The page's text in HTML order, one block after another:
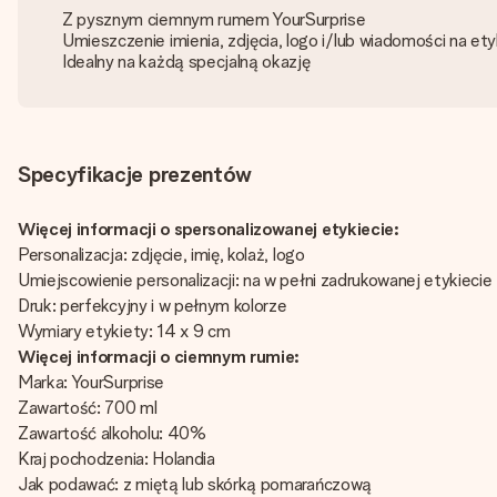
Z pysznym ciemnym rumem YourSurprise
Umieszczenie imienia, zdjęcia, logo i/lub wiadomości na
Idealny na każdą specjalną okazję
Specyfikacje prezentów
Więcej informacji o spersonalizowanej etykiecie:
Personalizacja: zdjęcie, imię, kolaż, logo
Umiejscowienie personalizacji: na w pełni zadrukowanej etykiecie
Druk: perfekcyjny i w pełnym kolorze
Wymiary etykiety: 14 x 9 cm
Więcej informacji o ciemnym rumie:
Marka: YourSurprise
Zawartość: 700 ml
Zawartość alkoholu: 40%
Kraj pochodzenia: Holandia
Jak podawać: z miętą lub skórką pomarańczową